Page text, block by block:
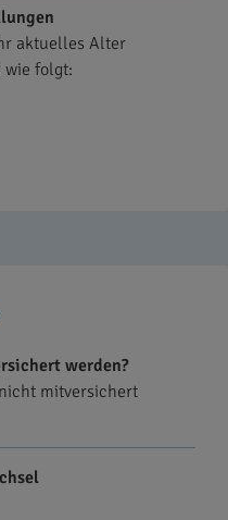
aktuelles Alter
wie folgt:
werden?
mitversichert